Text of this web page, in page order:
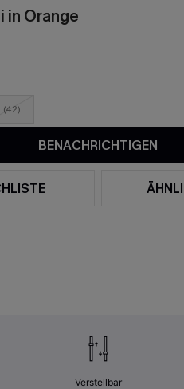
in Orange
L(42)
BENACHRICHTIGEN
Verstellbar